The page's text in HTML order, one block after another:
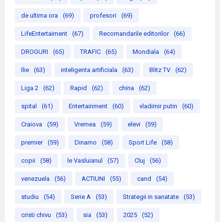
de ultima ora (69) profesori (69)
LifeEntertaiment (67) Recomandarile editorilor (66)
DROGURI (65) TRAFIC (65) Mondiala (64)
Ilie (63) inteligenta artificiala (63) Blitz TV (62)
Liga 2 (62) Rapid (62) china (62)
spital (61) Entertainment (60) vladimir putin (60)
Craiova (59) Vremea (59) elevi (59)
premier (59) Dinamo (58) Sport Life (58)
copii (58) le Vasluianul (57) Cluj (56)
venezuela (56) ACTIUNI (55) cand (54)
studiu (54) Serie A (53) Strategii in sanatate (53)
cristi chivu (53) sia (53) 2025 (52)